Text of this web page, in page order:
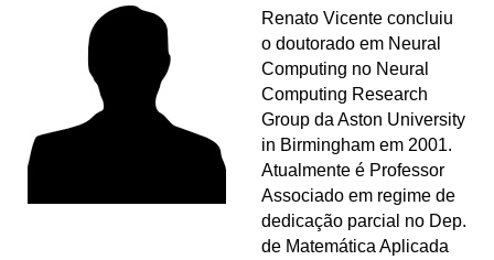
Renato Vicente concluiu
o doutorado em Neural
Computing no Neural
Computing Research
Group da Aston University
in Birmingham em 2001.
Atualmente é Professor
Associado em regime de
dedicação parcial no Dep.
de Matemática Aplicada